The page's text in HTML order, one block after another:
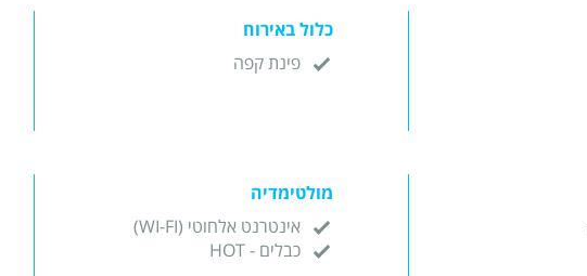
כלול באירוח
פינת קפה
מולטימדיה
אינטרנט אלחוטי (WI-FI)
כבלים - HOT